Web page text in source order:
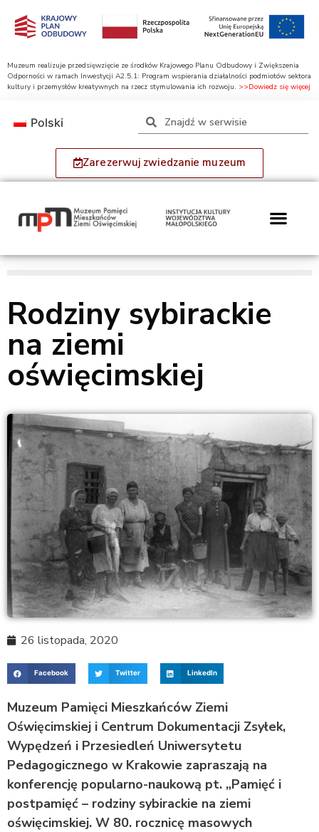
Muzeum realizuje przedsięwzięcie ze środków Krajowego Planu Odbudowy i Zwiększenia
Odporności w ramach Inwestycji A2.5.1: Program wspierania działalności podmiotów sektora
kultury i przemysłów kreatywnych na rzecz stymulowania ich rozwoju. >>Dowiedz się więcej
Zarezerwuj zwiedzanie muzeum
Polski
Rodziny sybirackie
na ziemi
oświęcimskiej
26 listopada, 2020
Facebook Twitter LinkedIn
Muzeum Pamięci Mieszkańców Ziemi
Oświęcimskiej i Centrum Dokumentacji Zsyłek,
Wypędzeń i Przesiedleń Uniwersytetu
Pedagogicznego w Krakowie zapraszają na
konferencję popularno-naukową pt. „Pamięć i
postpamięć – rodziny sybirackie na ziemi
oświęcimskiej. W 80. rocznicę masowych